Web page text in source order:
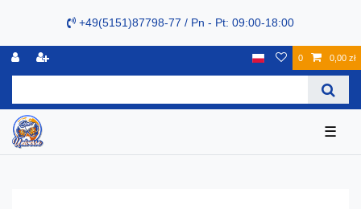
+49(5151)87798-77 / Pn - Pt: 09:00-18:00
0 0,00 zł
☰